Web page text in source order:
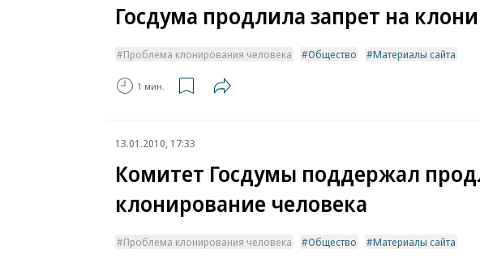
Госдума продлила запрет на
Проблема клонирования человека Общество Материалы сайта
1 мин.
13.01.2010, 17:33
Комитет Госдумы поддержал
клонирование человека
Проблема клонирования человека Общество Материалы сайта